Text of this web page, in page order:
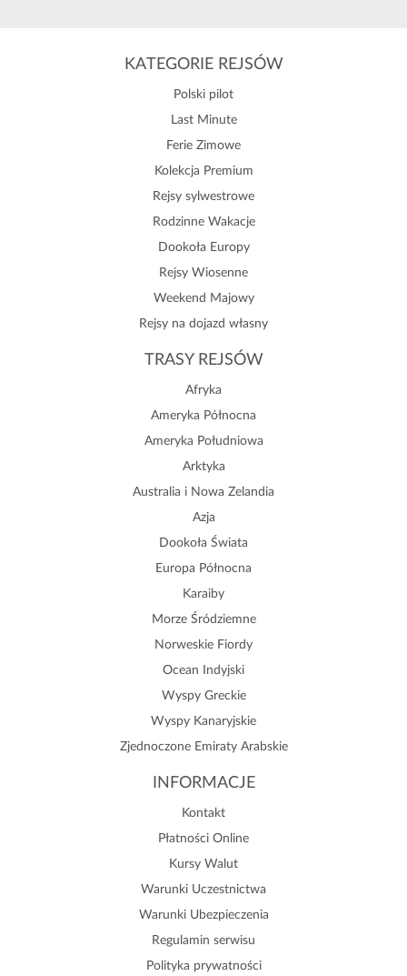
KATEGORIE REJSÓW
Polski pilot
Last Minute
Ferie Zimowe
Kolekcja Premium
Rejsy sylwestrowe
Rodzinne Wakacje
Dookoła Europy
Rejsy Wiosenne
Weekend Majowy
Rejsy na dojazd własny
TRASY REJSÓW
Afryka
Ameryka Północna
Ameryka Południowa
Arktyka
Australia i Nowa Zelandia
Azja
Dookoła Świata
Europa Północna
Karaiby
Morze Śródziemne
Norweskie Fiordy
Ocean Indyjski
Wyspy Greckie
Wyspy Kanaryjskie
Zjednoczone Emiraty Arabskie
INFORMACJE
Kontakt
Płatności Online
Kursy Walut
Warunki Uczestnictwa
Warunki Ubezpieczenia
Regulamin serwisu
Polityka prywatności